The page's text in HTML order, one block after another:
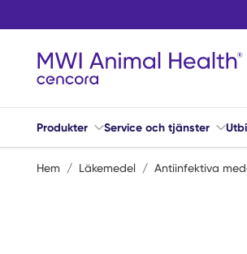
Produkter Service och tjänster
Hem / Läkemedel / Antiinfektiva